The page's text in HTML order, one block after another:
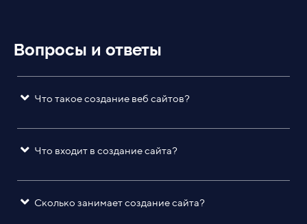
Вопросы и ответы
Что такое создание веб сайтов?
Что входит в создание сайта?
Сколько занимает создание сайта?